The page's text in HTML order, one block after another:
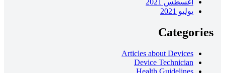
أغسطس 2021
يوليو 2021
Categories
Articles about Devices
Device Technician
Health Guidelines